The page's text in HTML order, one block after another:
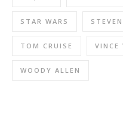
STAR WARS
TOM CRUISE VINCE
WOODY ALLEN